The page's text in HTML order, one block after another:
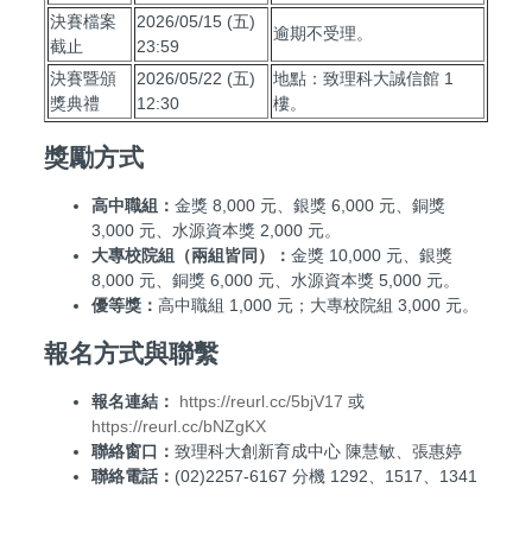
決賽檔案
截止
2026/05/15 (五)
23:59
逾期不受理。
決賽暨頒
獎典禮
2026/05/22 (五)
12:30
地點：致理科大誠信館 1
樓。
獎勵方式
高中職組： 金獎 8,000 元、銀獎 6,000 元、銅獎
3,000 元、水源資本獎 2,000 元。
大專校院組（兩組皆同）： 金獎 10,000 元、銀獎
8,000 元、銅獎 6,000 元、水源資本獎 5,000 元。
優等獎： 高中職組 1,000 元；大專校院組 3,000 元。
報名方式與聯繫
報名連結： https://reurl.cc/5bjV17 或
https://reurl.cc/bNZgKX
聯絡窗口： 致理科大創新育成中心 陳慧敏、張惠婷
聯絡電話： (02)2257-6167 分機 1292、1517、1341